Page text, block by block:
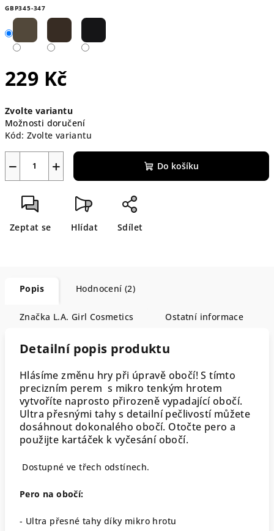
GBP345-347
229 Kč
cena:
Zvolte variantu
Možnosti doručení
Kód: Zvolte variantu
+
− Do košíku
Zeptat se Hlídat Sdílet
Popis Hodnocení (2)
Značka L.A. Girl Cosmetics Ostatní informace
Detailní popis produktu
Hlásíme změnu hry při úpravě obočí! S tímto
precizním perem s mikro tenkým hrotem
vytvoříte naprosto přirozeně vypadající obočí.
Ultra přesnými tahy s detailní pečlivostí můžete
dosáhnout dokonalého obočí. Otočte pero a
použijte kartáček k vyčesání obočí.
Dostupné ve třech odstínech.
Pero na obočí:
- Ultra přesné tahy díky mikro hrotu